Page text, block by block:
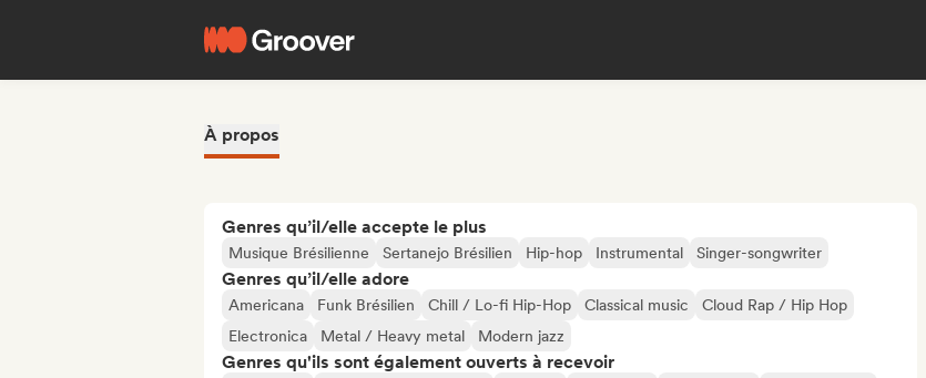
À propos
Genres qu’il/elle accepte le plus
Musique Brésilienne Sertanejo Brésilien Hip-hop Instrumental Singer-songwriter
Genres qu’il/elle adore
Americana Funk Brésilien Chill / Lo-fi Hip-Hop Classical music
Cloud Rap / Hip Hop
Electronica
Metal / Heavy metal Modern jazz
Genres qu'ils sont également ouverts à recevoir